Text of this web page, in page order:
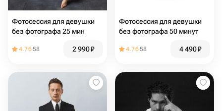
Фотосессия для девушки
без фотографа 25 мин
4.7658 2 990₽
Фотосессия для девушки
без фотографа 50 минут
4.7658 4 490₽